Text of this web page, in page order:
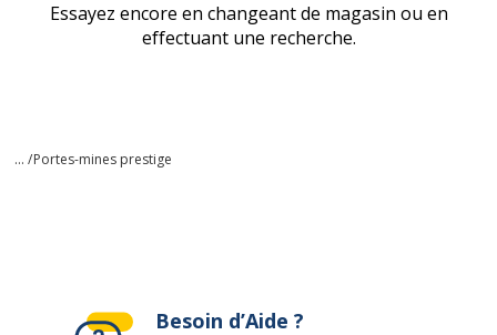
Essayez encore en changeant de magasin ou en
effectuant une recherche.
... /Portes-mines prestige
Besoin d’Aide ?